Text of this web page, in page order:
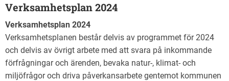
Natursnokarna Boden
Verksamhetsplan 2024
Verksamhetsplan 2024
Verksamhetsplanen består delvis av programmet för 2024
och delvis av övrigt arbete med att svara på inkommande
förfrågningar och ärenden, bevaka natur-, klimat- och
miljöfrågor och driva påverkansarbete gentemot kommunen